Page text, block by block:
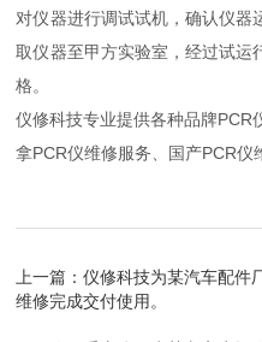
对仪器进行调试试机，确认仪器
取仪器至甲方实验室，经过试运
格。
仪修科技专业提供各种品牌PCR
拿PCR仪维修服务、国产PCR仪
上一篇：仪修科技为某汽车配件
维修完成交付使用。